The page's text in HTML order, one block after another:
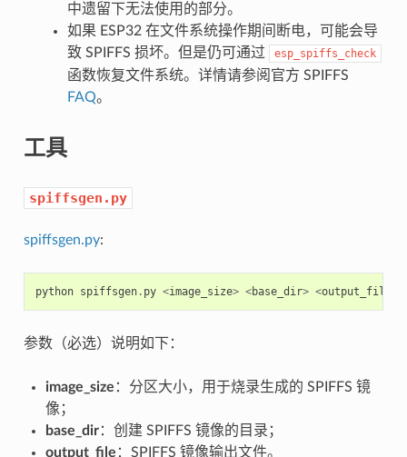
中遗留下无法使用的部分。
如果 ESP32 在文件系统操作期间断电，可能会导
致 SPIFFS 损坏。但是仍可通过
esp_spiffs_check
函数恢复文件系统。详情请参阅官方 SPIFFS
FAQ。
工具
spiffsgen.py
spiffsgen.py:
python spiffsgen. py <image_size> <base_dir> <output_file
参数（必选）说明如下：
image_size ：分区大小，用于烧录生成的 SPIFFS 镜
像；
base_dir：创建 SPIFFS 镜像的目录；
output_file ：SPIFFS 镜像输出文件。